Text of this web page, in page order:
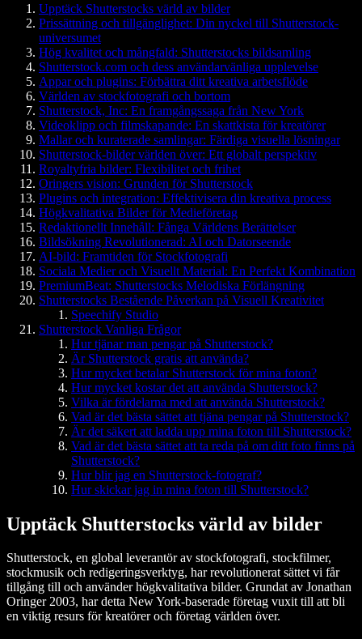
Upptäck Shutterstocks värld av bilder
Prissättning och tillgänglighet: Din nyckel till Shutterstock-
universumet
Hög kvalitet och mångfald: Shutterstocks bildsamling
Shutterstock.com och dess användarvänliga upplevelse
Appar och plugins: Förbättra ditt kreativa arbetsflöde
Världen av stockfotografi och bortom
Shutterstock, Inc: En framgångssaga från New York
Videoklipp och filmskapande: En skattkista för kreatörer
Mallar och kuraterade samlingar: Färdiga visuella lösningar
Shutterstock-bilder världen över: Ett globalt perspektiv
Royaltyfria bilder: Flexibilitet och frihet
Oringers vision: Grunden för Shutterstock
Plugins och integration: Effektivisera din kreativa process
Högkvalitativa Bilder för Medieföretag
Redaktionellt Innehåll: Fånga Världens Berättelser
Bildsökning Revolutionerad: AI och Datorseende
AI-bild: Framtiden för Stockfotografi
Sociala Medier och Visuellt Material: En Perfekt Kombination
PremiumBeat: Shutterstocks Melodiska Förlängning
Shutterstocks Bestående Påverkan på Visuell Kreativitet
Speechify Studio
Shutterstock Vanliga Frågor
Hur tjänar man pengar på Shutterstock?
Är Shutterstock gratis att använda?
Hur mycket betalar Shutterstock för mina foton?
Hur mycket kostar det att använda Shutterstock?
Vilka är fördelarna med att använda Shutterstock?
Vad är det bästa sättet att tjäna pengar på Shutterstock?
Är det säkert att ladda upp mina foton till Shutterstock?
Vad är det bästa sättet att ta reda på om ditt foto finns på
Shutterstock?
Hur blir jag en Shutterstock-fotograf?
Hur skickar jag in mina foton till Shutterstock?
Upptäck Shutterstocks värld av bilder
Shutterstock, en global leverantör av stockfotografi, stockfilmer,
stockmusik och redigeringsverktyg, har revolutionerat sättet vi får
tillgång till och använder högkvalitativa bilder. Grundat av Jonathan
Oringer 2003, har detta New York-baserade företag vuxit till att bli
en viktig resurs för kreatörer och företag världen över.